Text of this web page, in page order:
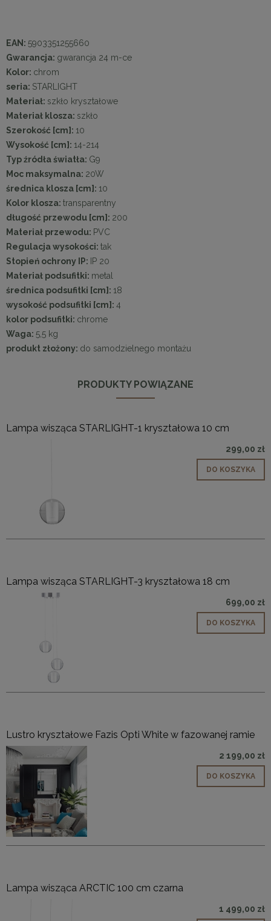
EAN: 5903351255660
Gwarancja: gwarancja 24 m-ce
Kolor: chrom
seria: STARLIGHT
Materiał: szkło kryształowe
Materiał klosza: szkło
Szerokość [cm]: 10
Wysokość [cm]: 14-214
Typ źródła światła: G9
Moc maksymalna: 20W
średnica klosza [cm]: 10
Kolor klosza: transparentny
długość przewodu [cm]: 200
Materiał przewodu: PVC
Regulacja wysokości: tak
Stopień ochrony IP: IP 20
Materiał podsufitki: metal
średnica podsufitki [cm]: 18
wysokość podsufitki [cm]: 4
kolor podsufitki: chrome
Waga: 5,5 kg
produkt złożony: do samodzielnego montażu
PRODUKTY POWIĄZANE
Lampa wisząca STARLIGHT-1 kryształowa 10 cm
299,00 zł
DO KOSZYKA
Lampa wisząca STARLIGHT-3 kryształowa 18 cm
699,00 zł
DO KOSZYKA
Lustro kryształowe Fazis Opti White w fazowanej ramie
2 199,00 zł
DO KOSZYKA
Lampa wisząca ARCTIC 100 cm czarna
1 499,00 zł